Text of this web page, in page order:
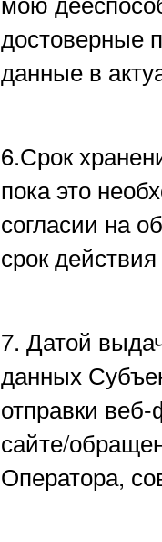
достоверные
данные в
6.Срок
пока это
согласии на
срок
7. Датой
данных
отправки
сайте/
Оператора,